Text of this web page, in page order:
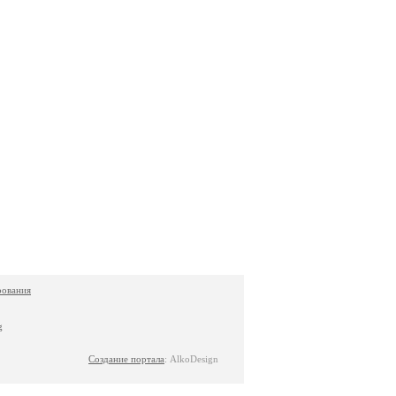
Создание портала: AlkoDesign